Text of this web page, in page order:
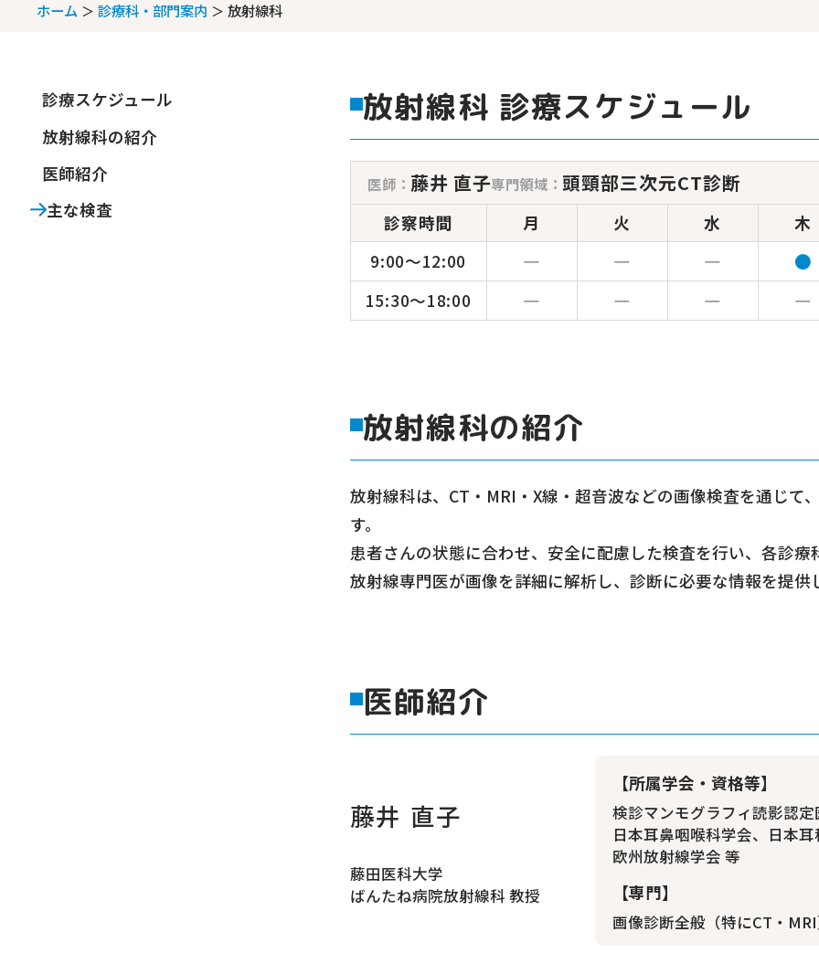
ホーム 診療科・部門案内 放射線科
診療スケジュール
放射線科の紹介
医師紹介
主な検査
放射線科 診療スケジュール
医師： 藤井 直子専門領域：頭頸部三次元CT診断
診察時間 月 火 水
木
9:00～12:00 ― ― ― ●
15:30～18:00 ― ― ― ―
放射線科の紹介
放射線科は、CT・MRI・X線・超音波などの画像検査を通じて
す。
患者さんの状態に合わせ、安全に配慮した検査を行い、各診療
放射線専門医が画像を詳細に解析し、診断に必要な情報を提供
医師紹介
藤井 直子
藤田医科大学
ばんたね病院放射線科 教授
【所属学会・資格等】
検診マンモグラフィ読影認
日本耳鼻咽喉科学会、日本
欧州放射線学会 等
【専門】
画像診断全般（特にCT・